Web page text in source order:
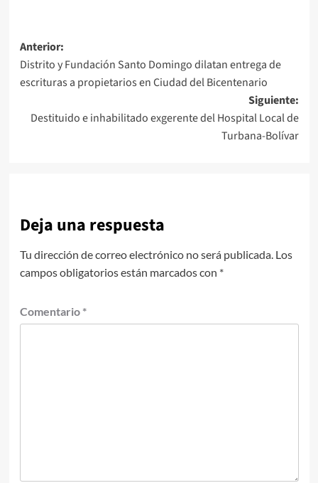
Navegación
de
entradas
Anterior:
Distrito y Fundación Santo Domingo dilatan entrega de
escrituras a propietarios en Ciudad del Bicentenario
Siguiente:
Destituido e inhabilitado exgerente del Hospital Local de
Turbana-Bolívar
Deja una respuesta
Tu dirección de correo electrónico no será publicada. Los
campos obligatorios están marcados con *
Comentario *